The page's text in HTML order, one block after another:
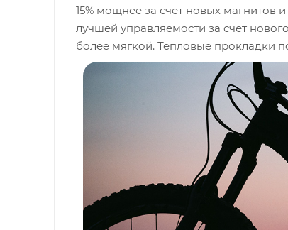
15% мощнее за счет новых магнитов
лучшей управляемости за счет
более мягкой. Тепловые прокладки